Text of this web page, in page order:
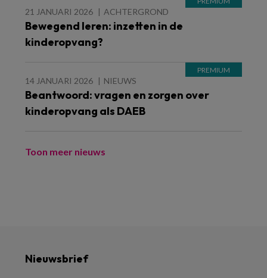
21 JANUARI 2026 ACHTERGROND
Bewegend leren: inzetten in de
kinderopvang?
14 JANUARI 2026 NIEUWS
Beantwoord: vragen en zorgen over
kinderopvang als DAEB
Toon meer nieuws
Nieuwsbrief